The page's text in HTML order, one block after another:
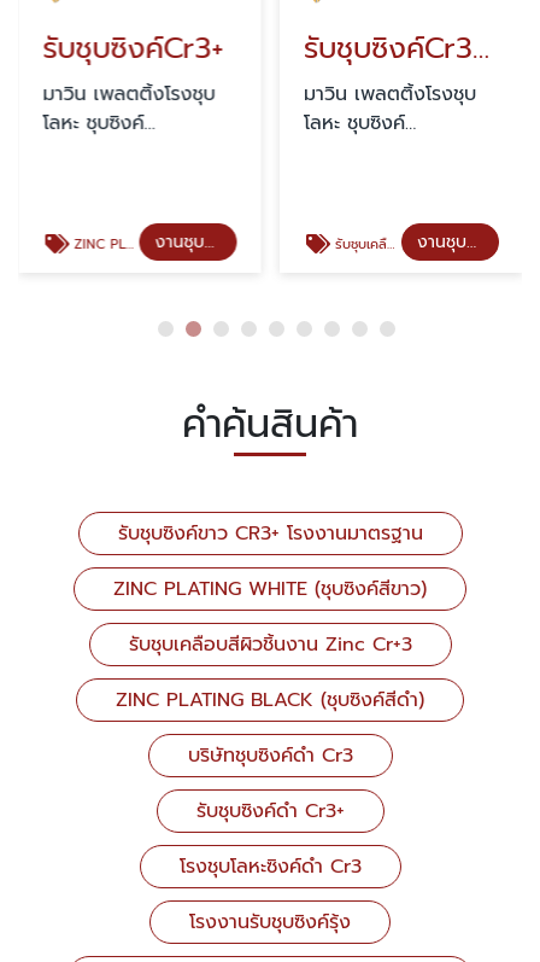
รับชุบซิงค์Cr3+
มาวิน เพลตติ้งโรงชุบ
โลหะ ชุบซิงค์
ZINC PLATING WHITE (ชุบซิงค์สีขาว) งานชุบซิงค์คุณภาพ
รับชุบซิงค์Cr3 รุ้ง
มาวิน เพลตติ้งโรงชุบ
โลหะ ชุบซิงค์
รับชุบเคลือบสีผิวชิ้นงาน Zinc Cr+3 งานชุบซิงค์คุณภาพ
คำค้นสินค้า
รับชุบซิงค์ขาว CR3+ โรงงานมาตรฐาน
ZINC PLATING WHITE (ชุบซิงค์สีขาว)
รับชุบเคลือบสีผิวชิ้นงาน Zinc Cr+3
ZINC PLATING BLACK (ชุบซิงค์สีดำ)
บริษัทชุบซิงค์ดำ Cr3
รับชุบซิงค์ดำ Cr3+
โรงชุบโลหะซิงค์ดำ Cr3
โรงงานรับชุบซิงค์รุ้ง